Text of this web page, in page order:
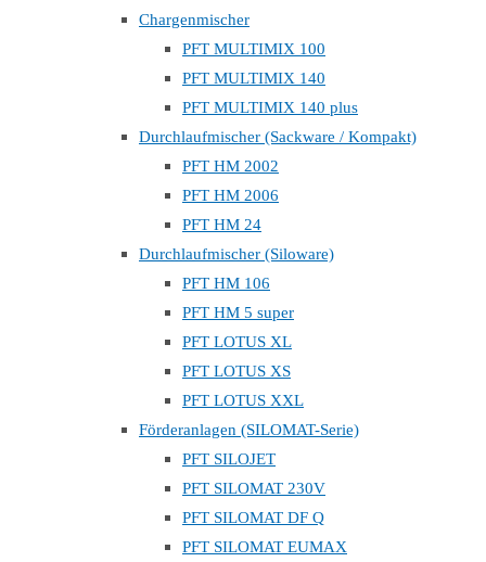
Chargenmischer
PFT MULTIMIX 100
PFT MULTIMIX 140
PFT MULTIMIX 140 plus
Durchlaufmischer (Sackware / Kompakt)
PFT HM 2002
PFT HM 2006
PFT HM 24
Durchlaufmischer (Siloware)
PFT HM 106
PFT HM 5 super
PFT LOTUS XL
PFT LOTUS XS
PFT LOTUS XXL
Förderanlagen (SILOMAT-Serie)
PFT SILOJET
PFT SILOMAT 230V
PFT SILOMAT DF Q
PFT SILOMAT EUMAX